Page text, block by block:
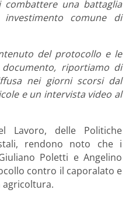
combattere una battaglia
comune di
del protocollo e le
riportiamo di
nei giorni scorsi dal
e un intervista video al
Lavoro, delle Politiche
rendono noto che i
Poletti e Angelino
contro il caporalato e